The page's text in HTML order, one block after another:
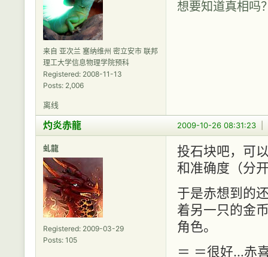
来自 亚次兰 塞纳维州 密立安市 联邦
理工大学信息物理学院预科
Registered: 2008-11-13
Posts: 2,006
想要知道真相吗
离线
2009-10-26 08:31:23
灼炎赤龍
虬龍
Registered: 2009-03-29
Posts: 105
投石块吧，可
和准确度（分
于是赤想到的
着另一只的金
角色。
＝ ＝很好…赤